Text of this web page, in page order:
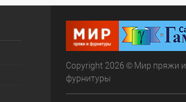
Copyright 2026 © Мир пряжи и
фурнитуры